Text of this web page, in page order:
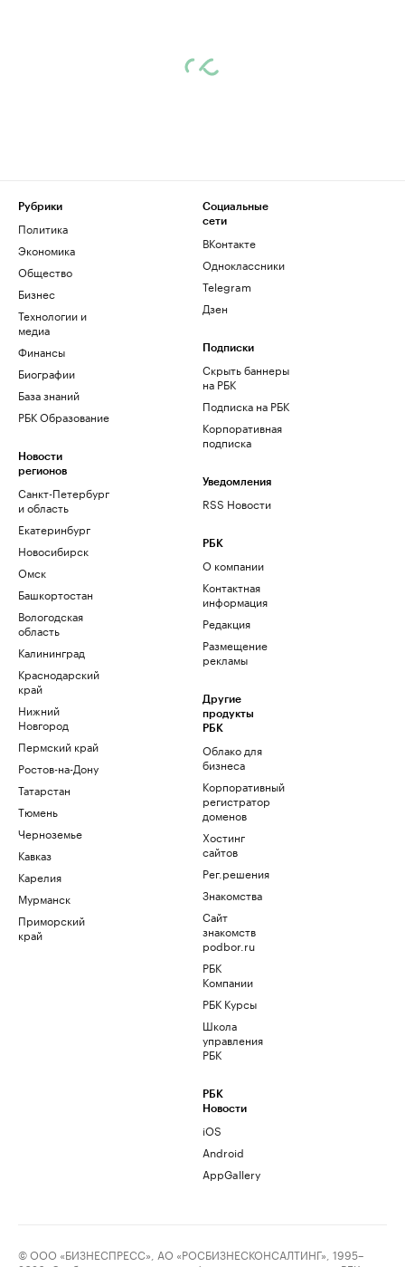
Рубрики
Политика
Экономика
Общество
Бизнес
Технологии и
медиа
Финансы
Биографии
База знаний
РБК Образование
Новости
регионов
Санкт-Петербург
и область
Екатеринбург
Новосибирск
Омск
Башкортостан
Вологодская
область
Калининград
Краснодарский
край
Нижний
Новгород
Пермский край
Ростов-на-Дону
Татарстан
Тюмень
Черноземье
Кавказ
Карелия
Мурманск
Приморский
край
Социальные
сети
ВКонтакте
Одноклассники
Telegram
Дзен
Подписки
Скрыть баннеры
на РБК
Подписка на РБК
Корпоративная
подписка
Уведомления
RSS Новости
РБК
О компании
Контактная
информация
Редакция
Размещение
рекламы
Другие
продукты
РБК
Облако для
бизнеса
Корпоративный
регистратор
доменов
Хостинг
сайтов
Рег.решения
Знакомства
Сайт
знакомств
podbor.ru
РБК
Компании
РБК Курсы
Школа
управления
РБК
РБК
Новости
iOS
Android
AppGallery
© ООО «БИЗНЕСПРЕСС», АО «РОСБИЗНЕСКОНСАЛТИНГ», 1995–